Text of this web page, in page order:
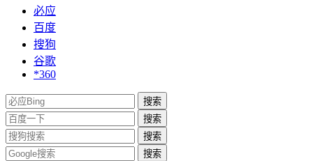
必应
百度
搜狗
谷歌
*360
搜索
搜索
搜索
搜索